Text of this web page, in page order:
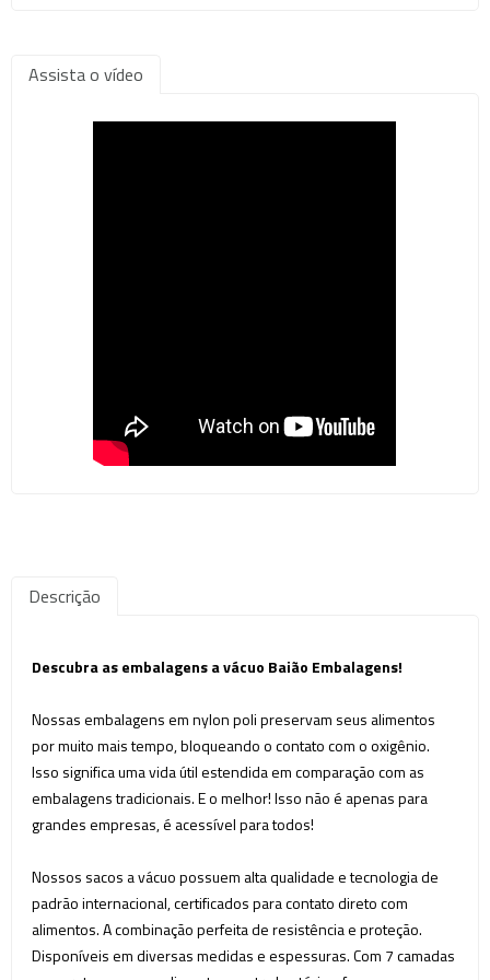
Assista o vídeo
Descrição
Descubra as embalagens a vácuo Baião Embalagens!
Nossas embalagens em nylon poli preservam seus alimentos
por muito mais tempo, bloqueando o contato com o oxigênio.
Isso significa uma vida útil estendida em comparação com as
embalagens tradicionais. E o melhor! Isso não é apenas para
grandes empresas, é acessível para todos!
Nossos sacos a vácuo possuem alta qualidade e tecnologia de
padrão internacional, certificados para contato direto com
alimentos. A combinação perfeita de resistência e proteção.
Disponíveis em diversas medidas e espessuras. Com 7 camadas